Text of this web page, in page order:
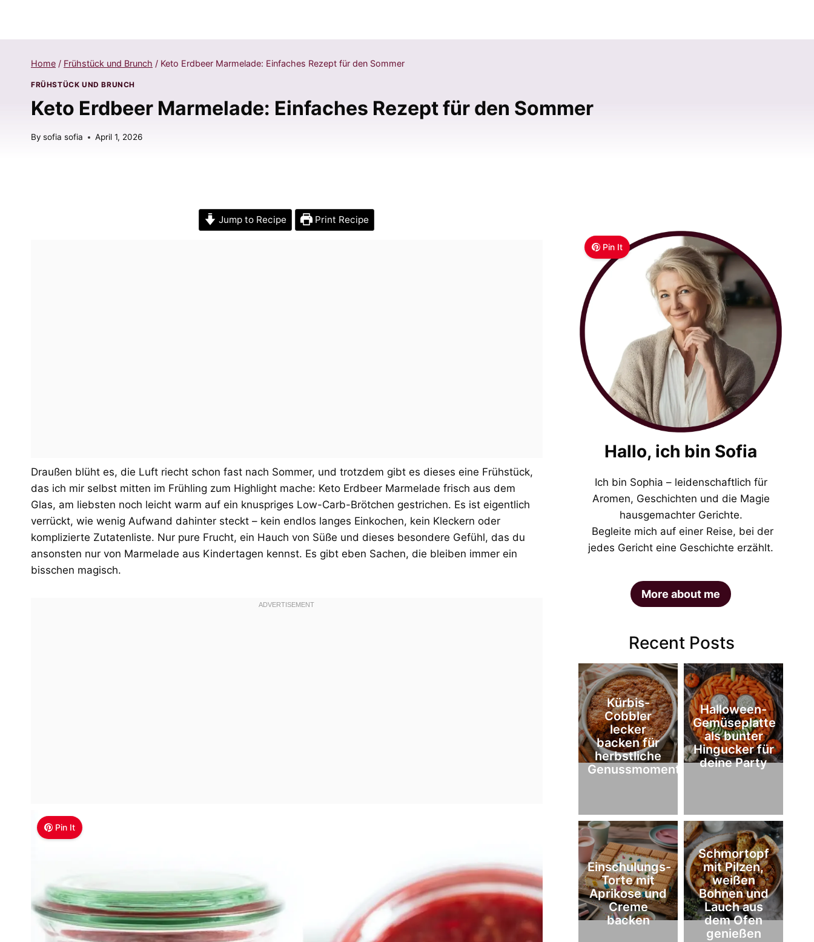
Home / Frühstück und Brunch / Keto Erdbeer Marmelade: Einfaches Rezept für den Sommer
FRÜHSTÜCK UND BRUNCH
Keto Erdbeer Marmelade: Einfaches Rezept für den Sommer
By sofia sofia April 1, 2026
Jump to Recipe Print Recipe
Draußen blüht es, die Luft riecht schon fast nach Sommer, und trotzdem gibt es dieses eine Frühstück,
das ich mir selbst mitten im Frühling zum Highlight mache: Keto Erdbeer Marmelade frisch aus dem
Glas, am liebsten noch leicht warm auf ein knuspriges Low-Carb-Brötchen gestrichen. Es ist eigentlich
verrückt, wie wenig Aufwand dahinter steckt – kein endlos langes Einkochen, kein Kleckern oder
komplizierte Zutatenliste. Nur pure Frucht, ein Hauch von Süße und dieses besondere Gefühl, das du
ansonsten nur von Marmelade aus Kindertagen kennst. Es gibt eben Sachen, die bleiben immer ein
bisschen magisch.
Pin It
Pin It
Hallo, ich bin Sofia
Ich bin Sophia – leidenschaftlich für
Aromen, Geschichten und die Magie
hausgemachter Gerichte.
Begleite mich auf einer Reise, bei der
jedes Gericht eine Geschichte erzählt.
More about me
Recent Posts
Kürbis-
Cobbler
lecker
backen für
herbstliche
Genussmomente
Halloween-
Gemüseplatte
als bunter
Hingucker für
deine Party
Einschulungs-
Torte mit
Aprikose und
Creme
backen
Schmortopf
mit Pilzen,
weißen
Bohnen und
Lauch aus
dem Ofen
genießen